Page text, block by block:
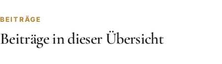
BEITRÄGE
Beiträge in dieser Übersicht